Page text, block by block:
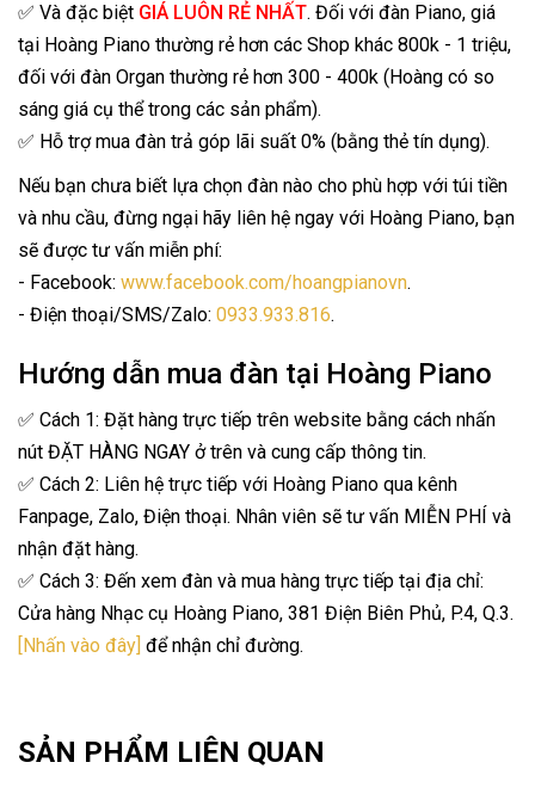
✅ Và đặc biệt GIÁ LUÔN RẺ NHẤT. Đối với đàn Piano, giá
tại Hoàng Piano thường rẻ hơn các Shop khác 800k - 1 triệu,
đối với đàn Organ thường rẻ hơn 300 - 400k (Hoàng có so
sáng giá cụ thể trong các sản phẩm).
✅ Hỗ trợ mua đàn trả góp lãi suất 0% (bằng thẻ tín dụng).
Nếu bạn chưa biết lựa chọn đàn nào cho phù hợp với túi tiền
và nhu cầu, đừng ngại hãy liên hệ ngay với Hoàng Piano, bạn
sẽ được tư vấn miễn phí:
- Facebook: www.facebook.com/hoangpianovn.
- Điện thoại/SMS/Zalo: 0933.933.816.
Hướng dẫn mua đàn tại Hoàng Piano
✅ Cách 1: Đặt hàng trực tiếp trên website bằng cách nhấn
nút ĐẶT HÀNG NGAY ở trên và cung cấp thông tin.
✅ Cách 2: Liên hệ trực tiếp với Hoàng Piano qua kênh
Fanpage, Zalo, Điện thoại. Nhân viên sẽ tư vấn MIỄN PHÍ và
nhận đặt hàng.
✅ Cách 3: Đến xem đàn và mua hàng trực tiếp tại địa chỉ:
Cửa hàng Nhạc cụ Hoàng Piano, 381 Điện Biên Phủ, P.4, Q.3.
[Nhấn vào đây] để nhận chỉ đường.
SẢN PHẨM LIÊN QUAN